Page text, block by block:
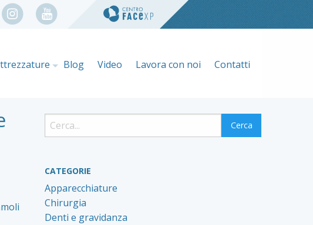
Blog Video Lavora con noi Contatti
CATEGORIE
Apparecchiature
Chirurgia
Denti e gravidanza